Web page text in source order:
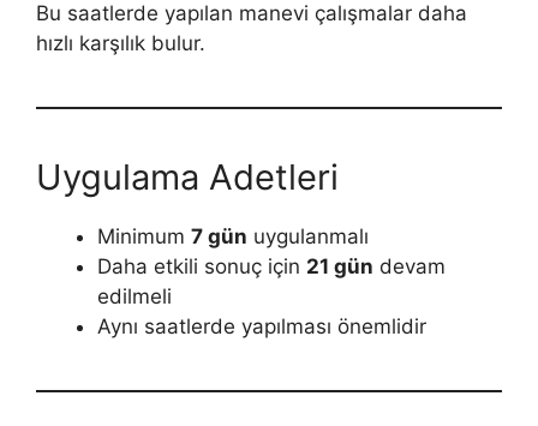
Bu saatlerde yapılan manevi çalışmalar daha
hızlı karşılık bulur.
Uygulama Adetleri
Minimum 7 gün uygulanmalı
Daha etkili sonuç için 21 gün devam
edilmeli
Aynı saatlerde yapılması önemlidir